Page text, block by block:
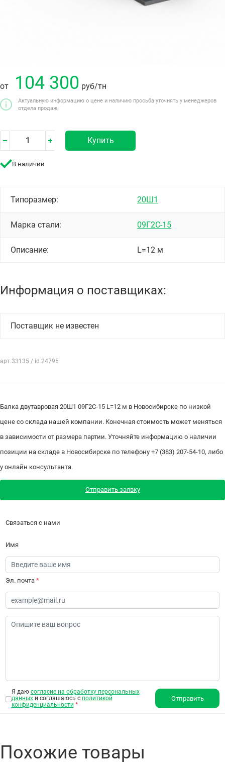
от 104 300 руб/тн
Актуальную информацию о цене и наличию просьба уточнять у менеджеров
отдела продаж.
Купить
В наличии
Типоразмер: 20Ш1
Марка стали: 09Г2С-15
Описание: L=12 м
Информация о поставщиках:
Поставщик не известен
арт.33135 / id 24795
Балка двутавровая 20Ш1 09Г2С-15 L=12 м в Новосибирске по низкой
цене со склада нашей компании. Конечная стоимость может меняться
в зависимости от размера партии. Уточняйте информацию о наличии
позиции на складе в Новосибирске по телефону +7 (383) 207-54-10, либо
у онлайн консультанта.
Отправить заявку
Связаться с нами
Имя
Эл. почта *
Я даю согласие на обработку персональных
данныхи соглашаюсь с политикой
конфиденциальности *
Отправить
Похожие товары